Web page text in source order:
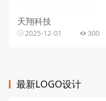
天翔科技
2025-12-01 300
最新LOGO设计